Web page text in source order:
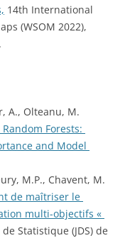
14th International
(WSOM 2022),
A., Olteanu, M.
Forests:
and Model
M.P., Chavent, M.
de maîtriser le
multi-objectifs «
Statistique (JDS) de